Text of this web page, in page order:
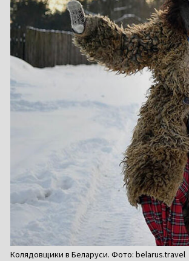
Колядовщики в Беларуси. Фото: belarus.travel